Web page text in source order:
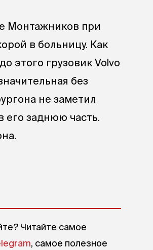
Монтажников при
в больницу. Как
этого грузовик Volvo
без
не заметил
его заднюю часть.
Читайте самое
, самое полезное